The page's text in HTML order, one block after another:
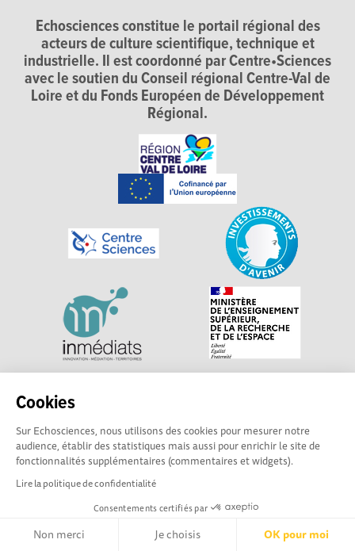
Cookies
Sur Echosciences, nous utilisons des cookies pour mesurer notre
audience, établir des statistiques mais aussi pour enrichir le site de
fonctionnalités supplémentaires (commentaires et widgets).
Lire la politique de confidentialité
Consentements certifiés par
Non merci Je choisis OK pour moi
Echosciences constitue le portail régional des
acteurs de culture scientifique, technique et
industrielle. Il est coordonné par Centre•Sciences
avec le soutien du Conseil régional Centre-Val de
Loire et du Fonds Européen de Développement
Régional.
Explorer, s’exprimer, rentrer en contact : Echosciences
sciences et de technologies du territoire. Propulsé par
Centre•Sciences/ Contact : echosciences@centre-
sciences.fr
Mentions légales|Politique de confidentialité
Ligne éditoriale